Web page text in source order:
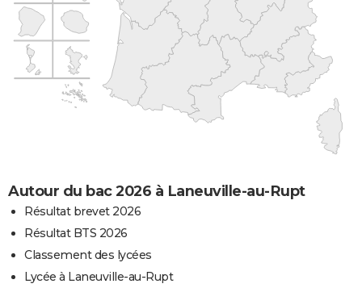
Autour du bac 2026 à Laneuville-au-Rupt
Résultat brevet 2026
Résultat BTS 2026
Classement des lycées
Lycée à Laneuville-au-Rupt